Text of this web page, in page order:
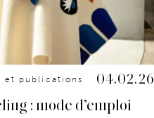
et publications 04.02.26
: mode d’emploi